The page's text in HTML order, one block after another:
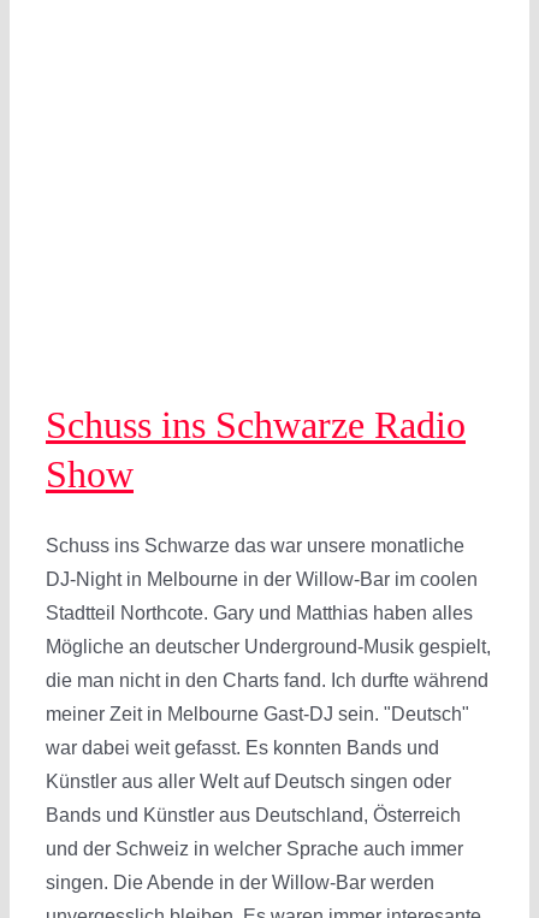
Schuss ins Schwarze Radio
Show
Schuss ins Schwarze das war unsere monatliche
DJ-Night in Melbourne in der Willow-Bar im coolen
Stadtteil Northcote. Gary und Matthias haben alles
Mögliche an deutscher Underground-Musik gespielt,
die man nicht in den Charts fand. Ich durfte während
meiner Zeit in Melbourne Gast-DJ sein. "Deutsch"
war dabei weit gefasst. Es konnten Bands und
Künstler aus aller Welt auf Deutsch singen oder
Bands und Künstler aus Deutschland, Österreich
und der Schweiz in welcher Sprache auch immer
singen. Die Abende in der Willow-Bar werden